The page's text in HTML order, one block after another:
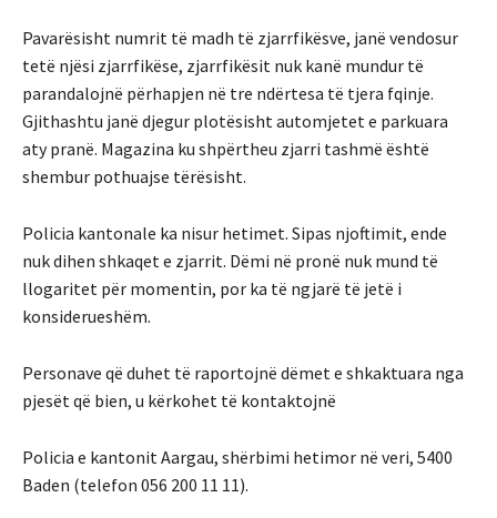
Pavarësisht numrit të madh të zjarrfikësve, janë vendosur
tetë njësi zjarrfikëse, zjarrfikësit nuk kanë mundur të
parandalojnë përhapjen në tre ndërtesa të tjera fqinje.
Gjithashtu janë djegur plotësisht automjetet e parkuara
aty pranë. Magazina ku shpërtheu zjarri tashmë është
shembur pothuajse tërësisht.
Policia kantonale ka nisur hetimet. Sipas njoftimit, ende
nuk dihen shkaqet e zjarrit. Dëmi në pronë nuk mund të
llogaritet për momentin, por ka të ngjarë të jetë i
konsiderueshëm.
Personave që duhet të raportojnë dëmet e shkaktuara nga
pjesët që bien, u kërkohet të kontaktojnë
Policia e kantonit Aargau, shërbimi hetimor në veri, 5400
Baden (telefon 056 200 11 11).